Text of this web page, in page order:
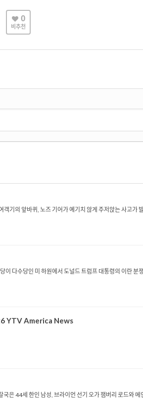
0
비추천
기의 앞바퀴, 노즈 기어가 예기치 않게 주저앉는 사고가
다수당인 미 하원에서 도널드 트럼프 대통령의 이란
YTV America News
은 44세 한인 남성, 브라이언 선기 오가 잼버리 로드와